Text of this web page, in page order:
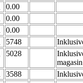
0.00
0.00
0.00
5748
5028
3588